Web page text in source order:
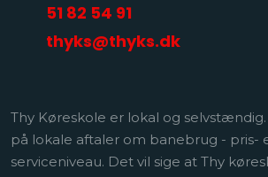
51 82 54 91
thyks@thyks.dk​
​Thy Køreskole er lokal og
på lokale aftaler om banebrug - pris-
serviceniveau. Det vil sige at Thy